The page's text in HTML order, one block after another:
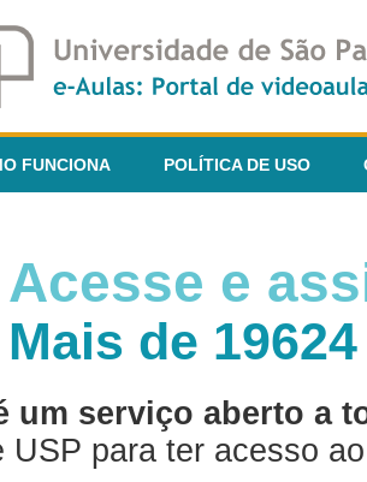
FUNCIONA POLÍTICA DE USO
Acesse e
Mais de
um serviço aberto a
USP para ter acesso